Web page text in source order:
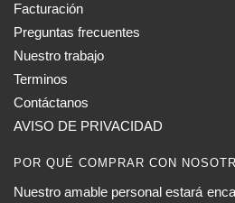
Facturación
Preguntas frecuentes
Nuestro trabajo
Terminos
Contáctanos
AVISO DE PRIVACIDAD
POR QUÉ COMPRAR CON
Nuestro amable personal estará